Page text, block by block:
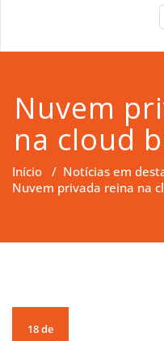
Nuvem
na cloud
Início / Notícias em
Nuvem privada reina na
18 de